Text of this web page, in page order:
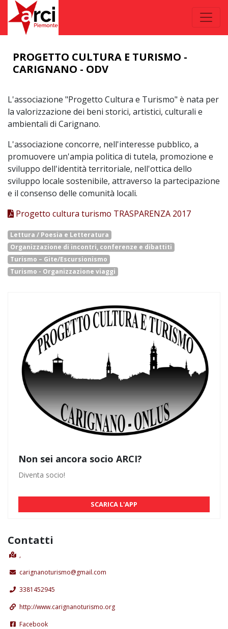
PROGETTO CULTURA E TURISMO -
CARIGNANO - ODV
L'associazione "Progetto Cultura e Turismo" è nata per
la valorizzazione dei beni storici, artistici, culturali e
ambientali di Carignano.
L'associazione concorre, nell'interesse pubblico, a
promuovere un'ampia politica di tutela, promozione e
sviluppo dell'identità territoriale, nell'ottica dello
sviluppo locale sostenibile, attraverso la partecipazione
e il consenso delle comunità locali.
Progetto cultura turismo TRASPARENZA 2017
Lettura / Poesia e Letteratura
Organizzazione di incontri, conferenze e dibattiti
Turismo – Gite/Escursionismo
Turismo - Organizzazione viaggi
Non sei ancora socio ARCI?
Diventa socio!
SCARICA L'APP
Contatti
,
carignanoturismo@gmail.com
3381452945
http://www.carignanoturismo.org
Facebook